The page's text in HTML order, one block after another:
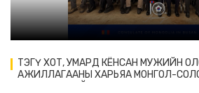
ТЭГҮ ХОТ, УМАРД КЁНСАН МУЖИЙН
АЖИЛЛАГААНЫ ХАРЬЯА МОНГОЛ-